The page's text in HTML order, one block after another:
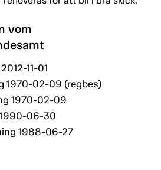
vom
11-01
1970-02-09 (regbes)
1970-02-09
06-30
1988-06-27